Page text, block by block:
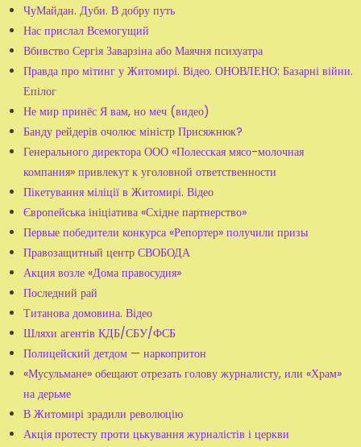
ЧуМайдан. Дуби. В добру путь
Нас прислал Всемогущий
Вбивство Сергія Заварзіна або Маячня психуатра
Правда про мітинг у Житомирі. Відео. ОНОВЛЕНО: Базарні війни.
Епілог
Не мир принёс Я вам, но меч (видео)
Банду рейдерів очолює міністр Присяжнюк?
Генерального директора ООО «Полесская мясо-молочная
компания» привлекут к уголовной ответственности
Пікетування міліції в Житомирі. Відео
Європейська ініціатива «Східне партнерство»
Первые победители конкурса «Репортер» получили призы
Правозащитный центр СВОБОДА
Акция возле «Дома правосудия»
Последний рай
Титанова домовина. Відео
Шляхи агентів КДБ/СБУ/ФСБ
Полицейский детдом — наркопритон
«Мусульмане» обещают отрезать голову журналисту, или «Храм»
на дерьме
В Житомирі зрадили революцію
Акція протесту проти цькування журналістів і церкви